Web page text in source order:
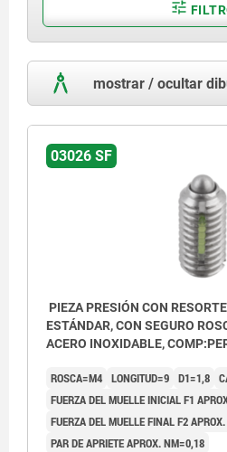
mostrar / ocultar
03026 SF
PIEZA PRESIÓN CON
ESTÁNDAR, CON SEGURO
ACERO INOXIDABLE,
ROSCA=M4 LONGITUD=9 D1=1,8
FUERZA DEL MUELLE INICIAL F1
FUERZA DEL MUELLE FINAL F2
PAR DE APRIETE APROX. NM=0,18